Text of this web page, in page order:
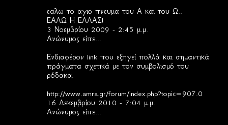
εαλω το αγιο πνευμα του Α και του Ω..
ΕΑΛΩ Η ΕΛΛΑΣ!
3 Νοεμβρίου 2009 - 2:45 μ.μ.
Ανώνυμος είπε...
Ενδιαφέρον link που εξηγεί πολλά και σημαντικά
πράγματα σχετικά με τον συμβολισμό του
ρόδακα.
http://www.amra.gr/forum/index.php?topic=907.0
16 Δεκεμβρίου 2010 - 7:04 μ.μ.
Ανώνυμος είπε...